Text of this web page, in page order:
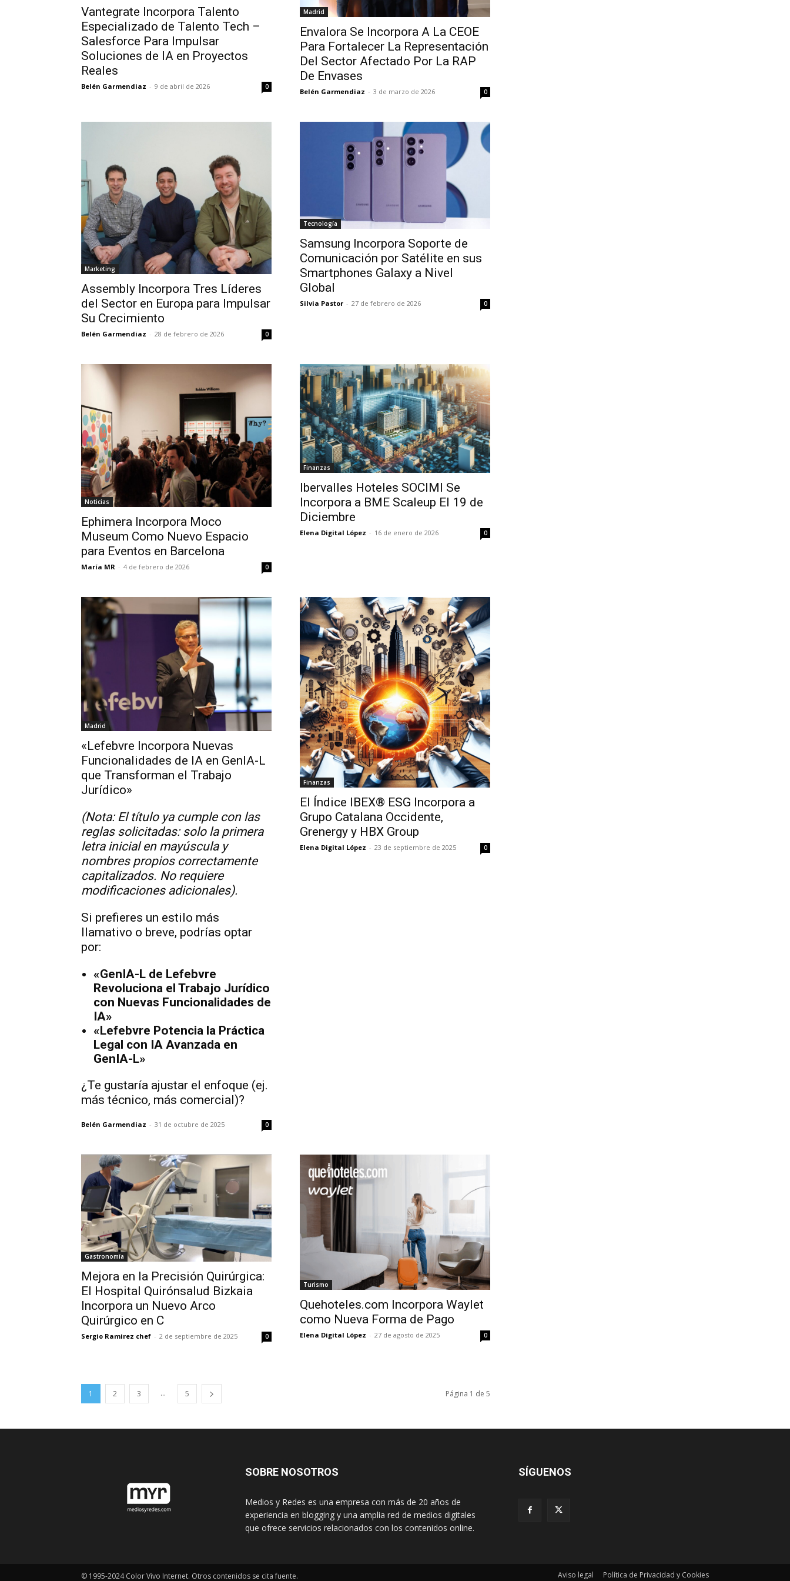
Vantegrate Incorpora Talento
Especializado de Talento Tech –
Salesforce Para Impulsar
Soluciones de IA en Proyectos
Reales
Belén Garmendiaz - 9 de abril de 2026 0
Madrid
Envalora Se Incorpora A La CEOE
Para Fortalecer La Representación
Del Sector Afectado Por La RAP
De Envases
Belén Garmendiaz - 3 de marzo de 2026 0
Marketing
Assembly Incorpora Tres Líderes
del Sector en Europa para Impulsar
Su Crecimiento
Belén Garmendiaz - 28 de febrero de 2026 0
Tecnología
Samsung Incorpora Soporte de
Comunicación por Satélite en sus
Smartphones Galaxy a Nivel
Global
Silvia Pastor - 27 de febrero de 2026 0
Noticias
Ephimera Incorpora Moco
Museum Como Nuevo Espacio
para Eventos en Barcelona
María MR - 4 de febrero de 2026 0
Finanzas
Ibervalles Hoteles SOCIMI Se
Incorpora a BME Scaleup El 19 de
Diciembre
Elena Digital López - 16 de enero de 2026 0
Madrid
«Lefebvre Incorpora Nuevas
Funcionalidades de IA en GenIA-L
que Transforman el Trabajo
Jurídico»
(Nota: El título ya cumple con las
reglas solicitadas: solo la primera
letra inicial en mayúscula y
nombres propios correctamente
capitalizados. No requiere
modificaciones adicionales).
Si prefieres un estilo más
llamativo o breve, podrías optar
por:
«GenIA-L de Lefebvre
Revoluciona el Trabajo Jurídico
con Nuevas Funcionalidades de
IA»
«Lefebvre Potencia la Práctica
Legal con IA Avanzada en
GenIA-L»
¿Te gustaría ajustar el enfoque (ej.
más técnico, más comercial)?
Belén Garmendiaz - 31 de octubre de 2025 0
Finanzas
El Índice IBEX® ESG Incorpora a
Grupo Catalana Occidente,
Grenergy y HBX Group
Elena Digital López - 23 de septiembre de 2025 0
Gastronomía
Mejora en la Precisión Quirúrgica:
El Hospital Quirónsalud Bizkaia
Incorpora un Nuevo Arco
Quirúrgico en C
Sergio Ramirez chef - 2 de septiembre de 2025 0
Turismo
Quehoteles.com Incorpora Waylet
como Nueva Forma de Pago
Elena Digital López - 27 de agosto de 2025 0
1 2 3 ... 5 Página 1 de 5
SOBRE NOSOTROS
Medios y Redes es una empresa con más de 20 años de
experiencia en blogging y una amplia red de medios digitales
que ofrece servicios relacionados con los contenidos online.
SÍGUENOS
© 1995-2024 Color Vivo Internet. Otros contenidos se cita fuente. Aviso legal Política de Privacidad y Cookies